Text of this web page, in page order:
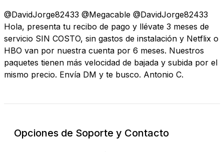
@DavidJorge82433 @Megacable @DavidJorge82433
Hola, presenta tu recibo de pago y llévate 3 meses de
servicio SIN COSTO, sin gastos de instalación y Netflix o
HBO van por nuestra cuenta por 6 meses. Nuestros
paquetes tienen más velocidad de bajada y subida por el
mismo precio. Envía DM y te busco. Antonio C.
Opciones de Soporte y Contacto